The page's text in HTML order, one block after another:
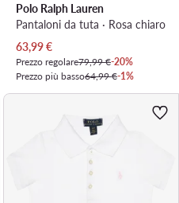
Polo Ralph Lauren
Pantaloni da tuta · Rosa chiaro
Prezzo attuale
63,99€
Prezzo regolare79,99 €-20%
Prezzo più basso64,99 €-1%